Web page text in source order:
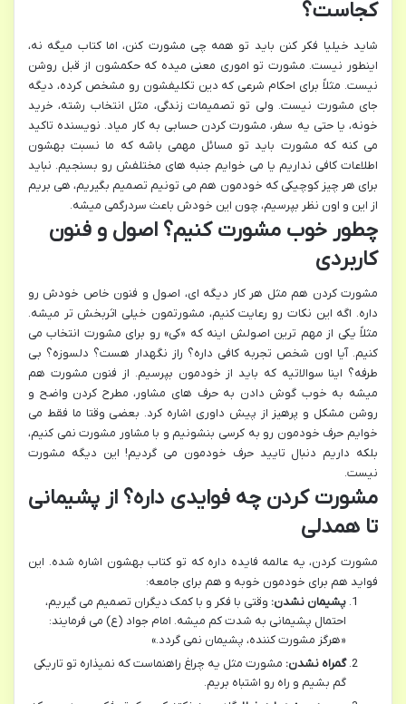
کجاست؟
شاید خیلیا فکر کنن باید تو همه چی مشورت کنن، اما کتاب میگه نه،
اینطور نیست. مشورت تو اموری معنی میده که حکمشون از قبل روشن
نیست. مثلاً برای احکام شرعی که دین تکلیفشون رو مشخص کرده، دیگه
جای مشورت نیست. ولی تو تصمیمات زندگی، مثل انتخاب رشته، خرید
خونه، یا حتی یه سفر، مشورت کردن حسابی به کار میاد. نویسنده تاکید
می کنه که مشورت باید تو مسائل مهمی باشه که ما نسبت بهشون
اطلاعات کافی نداریم یا می خوایم جنبه های مختلفش رو بسنجیم. نباید
برای هر چیز کوچیکی که خودمون هم می تونیم تصمیم بگیریم، هی بریم
از این و اون نظر بپرسیم، چون این خودش باعث سردرگمی میشه.
چطور خوب مشورت کنیم؟ اصول و فنون
کاربردی
مشورت کردن هم مثل هر کار دیگه ای، اصول و فنون خاص خودش رو
داره. اگه این نکات رو رعایت کنیم، مشورتمون خیلی اثربخش تر میشه.
مثلاً یکی از مهم ترین اصولش اینه که «کی» رو برای مشورت انتخاب می
کنیم. آیا اون شخص تجربه کافی داره؟ راز نگهدار هست؟ دلسوزه؟ بی
طرفه؟ اینا سوالاتیه که باید از خودمون بپرسیم. از فنون مشورت هم
میشه به خوب گوش دادن به حرف های مشاور، مطرح کردن واضح و
روشن مشکل و پرهیز از پیش داوری اشاره کرد. بعضی وقتا ما فقط می
خوایم حرف خودمون رو به کرسی بنشونیم و با مشاور مشورت نمی کنیم،
بلکه داریم دنبال تایید حرف خودمون می گردیم! این دیگه مشورت
نیست.
مشورت کردن چه فوایدی داره؟ از پشیمانی
تا همدلی
مشورت کردن، یه عالمه فایده داره که تو کتاب بهشون اشاره شده. این
فواید هم برای خودمون خوبه و هم برای جامعه:
پشیمان نشدن: وقتی با فکر و با کمک دیگران تصمیم می گیریم،
احتمال پشیمانی به شدت کم میشه. امام جواد (ع) می فرمایند:
«هرگز مشورت کننده، پشیمان نمی گردد.»
گمراه نشدن: مشورت مثل یه چراغ راهنماست که نمیذاره تو تاریکی
گم بشیم و راه رو اشتباه بریم.